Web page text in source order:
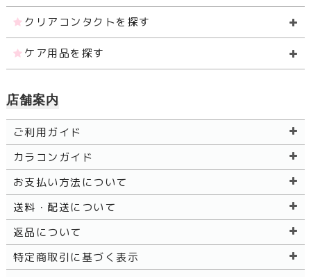
クリアコンタクトを探す
ケア用品を探す
店舗案内
ご利用ガイド
カラコンガイド
お支払い方法について
送料・配送について
返品について
特定商取引に基づく表示